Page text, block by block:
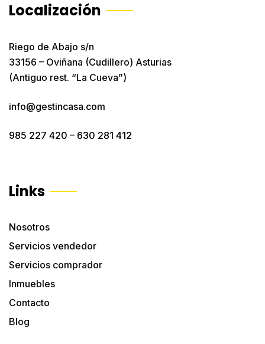
Localización
Riego de Abajo s/n
33156 – Oviñana (Cudillero) Asturias
(Antiguo rest. “La Cueva”)
info@gestincasa.com
985 227 420 – 630 281 412
Links
Nosotros
Servicios vendedor
Servicios comprador
Inmuebles
Contacto
Blog